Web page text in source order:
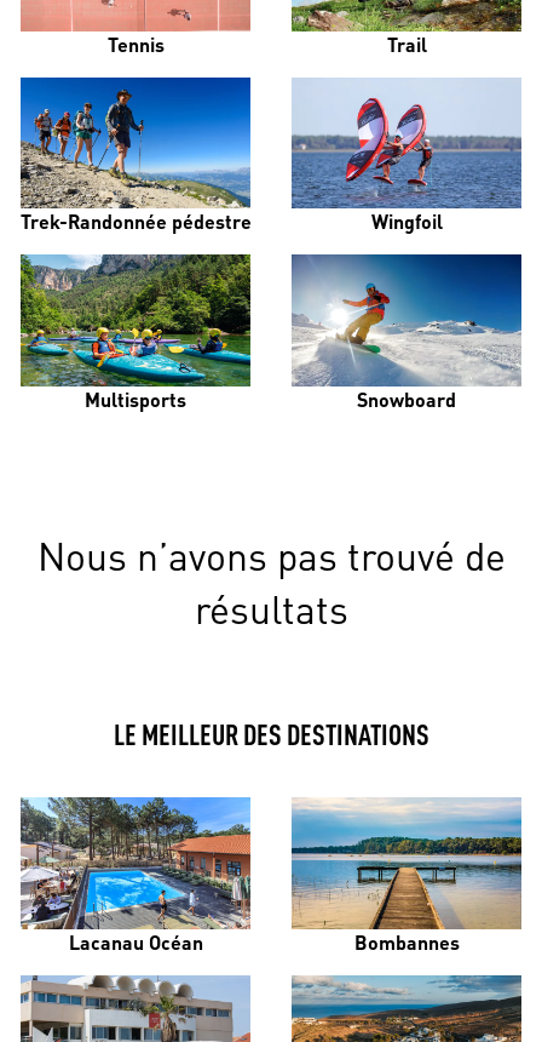
Tennis Trail
Trek-Randonnée pédestre Wingfoil
Multisports Snowboard
Nous n’avons pas trouvé de
résultats
LE MEILLEUR DES DESTINATIONS
Lacanau Océan Bombannes